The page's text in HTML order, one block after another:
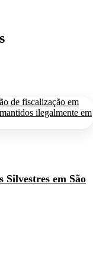
Silvestres em São